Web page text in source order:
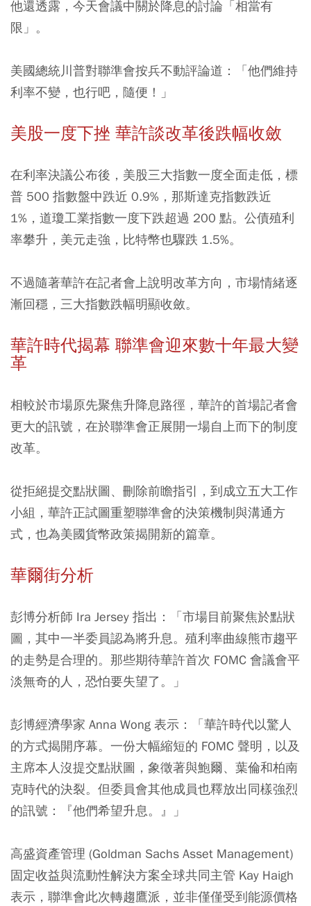
他還透露，今天會議中關於降息的討論「相當有
限」。
美國總統川普對聯準會按兵不動評論道：「他們維持
利率不變，也行吧，隨便！」
美股一度下挫 華許談改革後跌幅收斂
在利率決議公布後，美股三大指數一度全面走低，標
普 500 指數盤中跌近 0.9%，那斯達克指數跌近
1%，道瓊工業指數一度下跌超過 200 點。公債殖利
率攀升，美元走強，比特幣也驟跌 1.5%。
不過隨著華許在記者會上說明改革方向，市場情緒逐
漸回穩，三大指數跌幅明顯收斂。
華許時代揭幕 聯準會迎來數十年最大變
革
相較於市場原先聚焦升降息路徑，華許的首場記者會
更大的訊號，在於聯準會正展開一場自上而下的制度
改革。
從拒絕提交點狀圖、刪除前瞻指引，到成立五大工作
小組，華許正試圖重塑聯準會的決策機制與溝通方
式，也為美國貨幣政策揭開新的篇章。
華爾街分析
彭博分析師 Ira Jersey 指出：「市場目前聚焦於點狀
圖，其中一半委員認為將升息。殖利率曲線熊市趨平
的走勢是合理的。那些期待華許首次 FOMC 會議會平
淡無奇的人，恐怕要失望了。」
彭博經濟學家 Anna Wong 表示：「華許時代以驚人
的方式揭開序幕。一份大幅縮短的 FOMC 聲明，以及
主席本人沒提交點狀圖，象徵著與鮑爾、葉倫和柏南
克時代的決裂。但委員會其他成員也釋放出同樣強烈
的訊號：『他們希望升息。』」
高盛資產管理 (Goldman Sachs Asset Management)
固定收益與流動性解決方案全球共同主管 Kay Haigh
表示，聯準會此次轉趨鷹派，並非僅僅受到能源價格